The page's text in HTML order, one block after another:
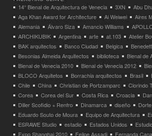
14° Bienal de Arquitectura de Venecia 3XN Abu
Aga Khan Award for Architecture
Ai Weiwei Aires
Alemania
Álvaro Siza Amancio Williams
ARCHIKUBIK
Argentina arte at.103 Atelier
BAK arquitectos
Banco Ciudad Belgica
Besonias Almeida Arquitectos
biblioteca
Bienal de
Bienal de Venecia 2010
Bienal de Venecia 2012
BLOCO Arquitetos
Borrachia arquitectos Brasil
Chile
China Christian de Portzamparc Clorindo
Corea
Corea del Sur Costa Rica Croacia
Diller Scofidio + Renfro
Dinamarca diseño
Eduardo Souto de Moura
Equipo de Arquitectura
ESRAWE Studio
estadio Estados Unidos
Expo Shanghai 2010
Felipe Assadi Fernanda